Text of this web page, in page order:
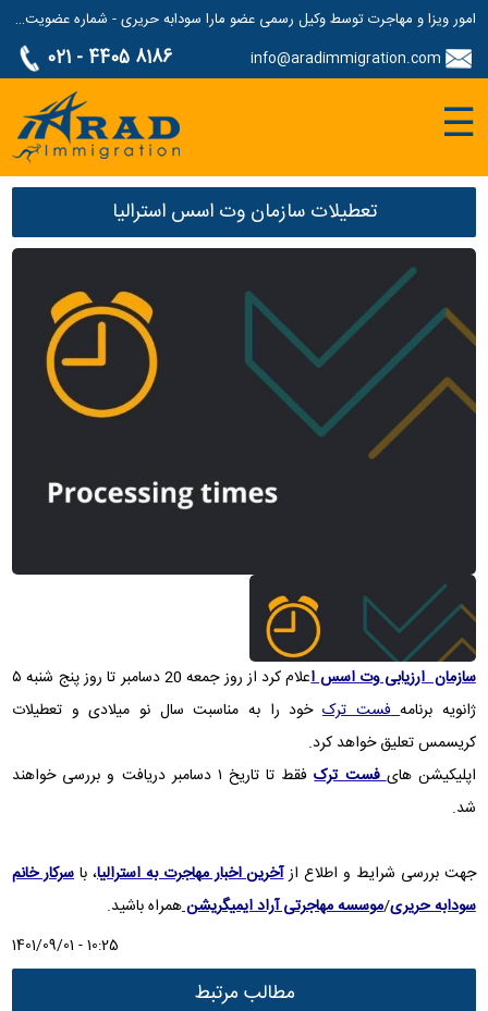
امور ویزا و مهاجرت توسط وکیل رسمی عضو مارا سودابه حریری - شماره عضویت مارا: 1687507
021 - 4405 8186 info@aradimmigration.com
☰
تعطیلات سازمان وت اسس استرالیا
سازمان ارزیابی وت اسس ا
علام کرد از روز جمعه 20 دسامبر تا روز پنج شنبه ۵
ژانویه برنامه فست ترک خود را به مناسبت سال نو میلادی و تعطیلات
کریسمس تعلیق خواهد کرد.
اپلیکیشن هایفست ترک
فقط تا تاریخ ۱ دسامبر دریافت و بررسی خواهند
شد.
جهت بررسی شرایط و اطلاع ازآخرین اخبار مهاجرت به استرالیا، باسرکار خانم
سودابه حریری/موسسه مهاجرتی آراد ایمیگریشنهمراه باشید.
1401/09/01 - 10:25
مطالب مرتبط